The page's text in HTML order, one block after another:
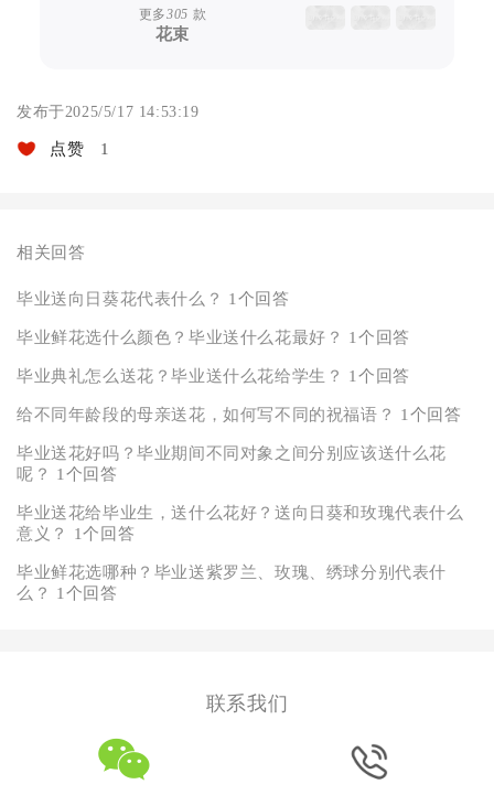
更多305 款
花束
发布于2025/5/17 14:53:19
点赞 1
相关回答
毕业送向日葵花代表什么？ 1个回答
毕业鲜花选什么颜色？毕业送什么花最好？ 1个回答
毕业典礼怎么送花？毕业送什么花给学生？ 1个回答
给不同年龄段的母亲送花，如何写不同的祝福语？ 1个回答
毕业送花好吗？毕业期间不同对象之间分别应该送什么花
呢？
1个回答
毕业送花给毕业生，送什么花好？送向日葵和玫瑰代表什么
意义？
1个回答
毕业鲜花选哪种？毕业送紫罗兰、玫瑰、绣球分别代表什
么？
1个回答
联系我们